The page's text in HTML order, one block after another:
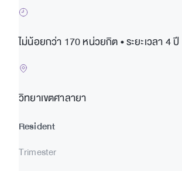
ไม่น้อยกว่า 170 หน่วยกิต • ระยะเวลา 4 ปี
วิทยาเขตศาลายา
Resident
Trimester